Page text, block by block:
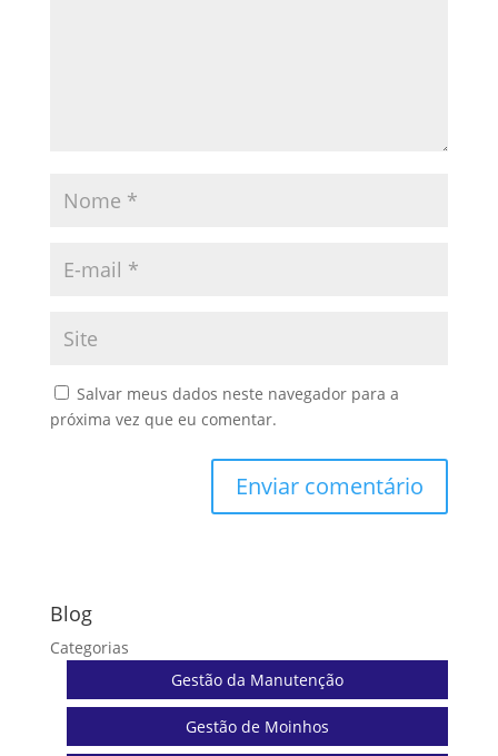
Salvar meus dados neste navegador para a
próxima vez que eu comentar.
Enviar comentário
Blog
Categorias
Gestão da Manutenção
Gestão de Moinhos